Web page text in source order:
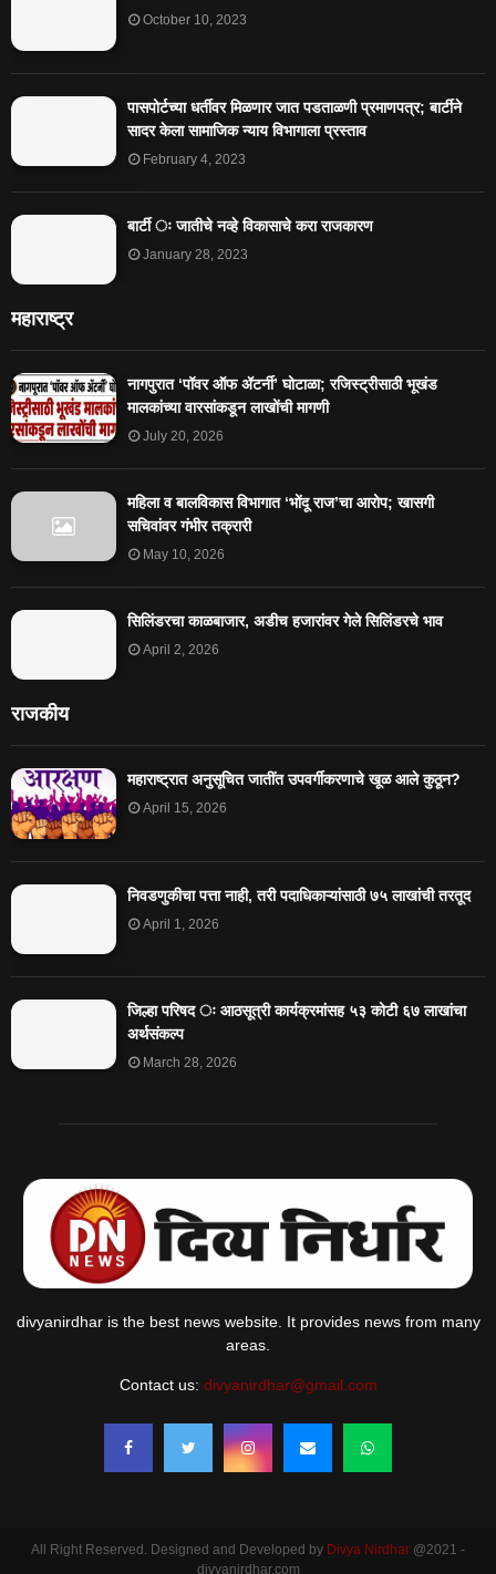
October 10, 2023
पासपोर्टच्या धर्तीवर मिळणार जात पडताळणी प्रमाणपत्र; बार्टीने
सादर केला सामाजिक न्याय विभागाला प्रस्ताव
February 4, 2023
बार्टी ः जातीचे नव्हे विकासाचे करा राजकारण
January 28, 2023
महाराष्ट्र
नागपुरात ‘पॉवर ऑफ ॲटर्नी’ घोटाळा; रजिस्ट्रीसाठी भूखंड
मालकांच्या वारसांकडून लाखोंची मागणी
July 20, 2026
महिला व बालविकास विभागात ‘भोंदू राज’चा आरोप; खासगी
सचिवांवर गंभीर तक्रारी
May 10, 2026
सिलिंडरचा काळबाजार, अडीच हजारांवर गेले सिलिंडरचे भाव
April 2, 2026
राजकीय
महाराष्ट्रात अनुसूचित जातींत उपवर्गीकरणाचे खूळ आले कुठून?
April 15, 2026
निवडणुकीचा पत्ता नाही, तरी पदाधिकाऱ्यांसाठी ७५ लाखांची तरतूद
April 1, 2026
जिल्हा परिषद ः आठसूत्री कार्यक्रमांसह ५३ कोटी ६७ लाखांचा
अर्थसंकल्प
March 28, 2026
divyanirdhar is the best news website. It provides news from many
areas.
Contact us: divyanirdhar@gmail.com
All Right Reserved. Designed and Developed by Divya Nirdhar @2021 -
divyanirdhar.com